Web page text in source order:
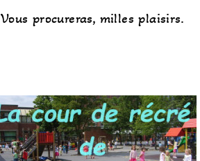
Vous procureras, milles plaisirs.